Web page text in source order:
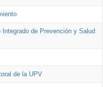
de Prevención y Salud
de la UPV